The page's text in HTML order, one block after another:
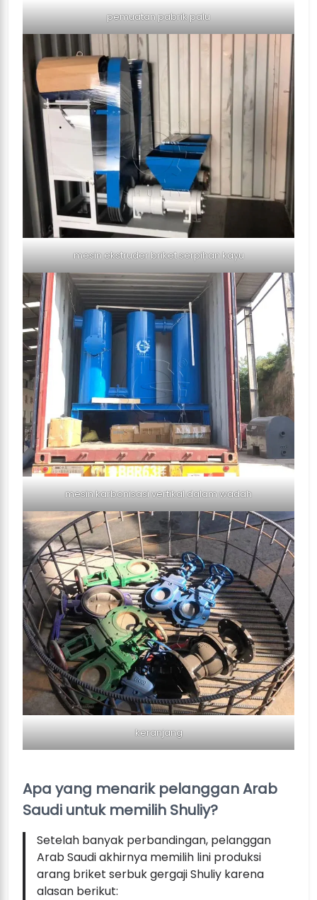
pemuatan pabrik palu
mesin ekstruder briket serpihan kayu
mesin karbonisasi vertikal dalam wadah
keranjang
Apa yang menarik pelanggan Arab
Saudi untuk memilih Shuliy?
Setelah banyak perbandingan, pelanggan
Arab Saudi akhirnya memilih lini produksi
arang briket serbuk gergaji Shuliy karena
alasan berikut: